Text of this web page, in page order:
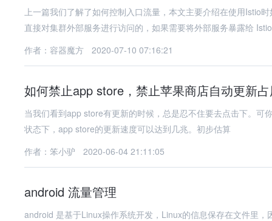
上一篇我们了解了如何控制入口流量，本文主要介绍在使用Istio
直接对集群外部服务进行访问的，如果需要将外部服务暴露给 Istio
作者：容器魔方
2020-07-10 07:16:21
如何禁止app store，禁止苹果商店自动更新
当我们看到app store有更新的时候，总是忍不住要去点击下。可你知道点击的一刹那要消耗多少流量吗？根据WFilter的监控，在WiFi
状态下，app store的更新速度可以达到几兆。初步估算
作者：笨小驴
2020-06-04 21:11:05
android 流量管理
android 是基于Linux操作系统开发，Linux的信息保存在文件里